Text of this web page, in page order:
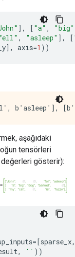
], [ "a" , "big"
, "asleep" ], [
], axis=1 ))
aşağıdaki
tensörleri
gösterir):
=[sparse_x,
, '' ))